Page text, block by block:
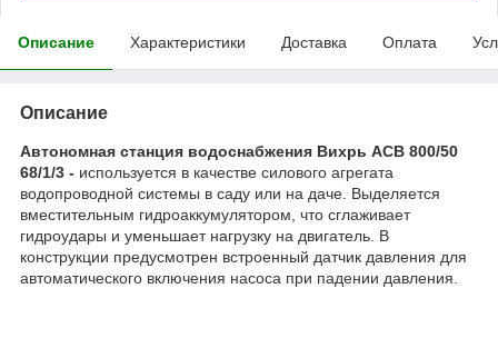
Описание Характеристики Доставка Оплата
Описание
Автономная станция водоснабжения Вихрь АСВ 800/50
68/1/3 - используется в качестве силового агрегата
водопроводной системы в саду или на даче. Выделяется
вместительным гидроаккумулятором, что сглаживает
гидроудары и уменьшает нагрузку на двигатель. В
конструкции предусмотрен встроенный датчик давления для
автоматического включения насоса при падении давления.